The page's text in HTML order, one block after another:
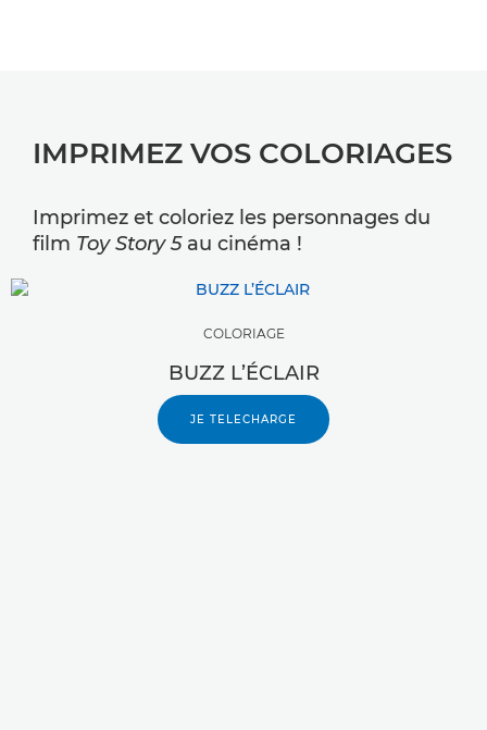
IMPRIMEZ VOS COLORIAGES
Imprimez et coloriez les personnages du
film Toy Story 5au cinéma !
COLORIAGE
BUZZ L’ÉCLAIR
JE TELECHARGE